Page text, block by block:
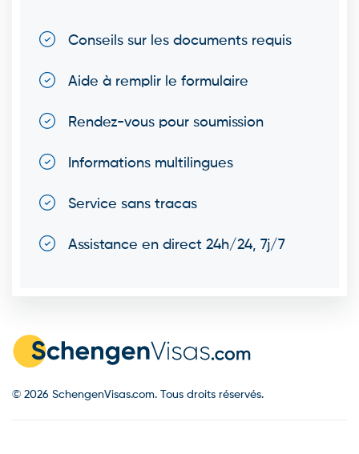
Conseils sur les documents requis
Aide à remplir le formulaire
Rendez-vous pour soumission
Informations multilingues
Service sans tracas
Assistance en direct 24h/24, 7j/7
© 2026 SchengenVisas.com. Tous droits réservés.